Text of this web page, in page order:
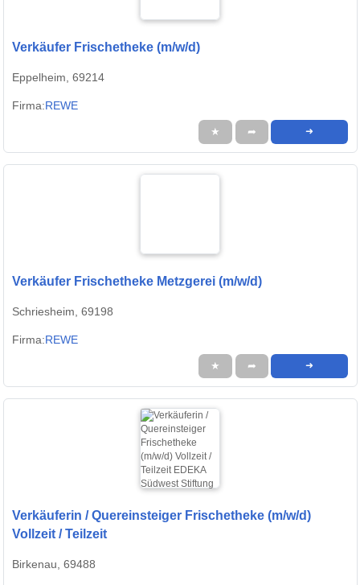
Verkäufer Frischetheke (m/w/d)
Eppelheim, 69214
Firma:REWE
★ ➦ ➜
Verkäufer Frischetheke Metzgerei (m/w/d)
Schriesheim, 69198
Firma:REWE
★ ➦ ➜
Verkäuferin / Quereinsteiger Frischetheke (m/w/d)
Vollzeit / Teilzeit
Birkenau, 69488